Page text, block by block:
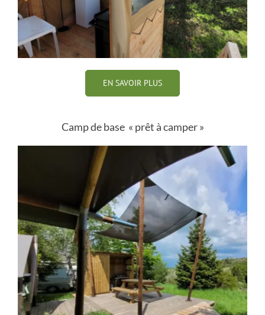
EN SAVOIR PLUS
Camp de base « prêt à camper »